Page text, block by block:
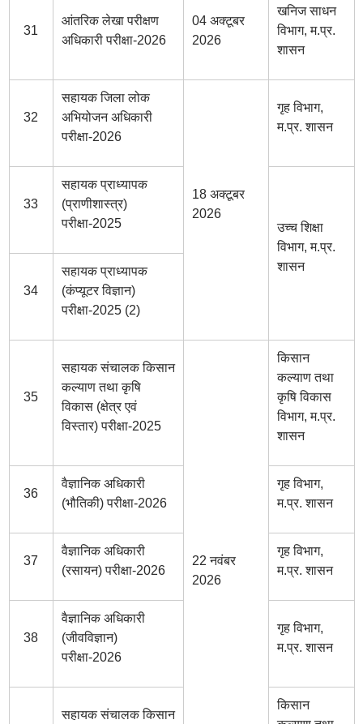
31
आंतरिक लेखा परीक्षण
अधिकारी परीक्षा-2026
04 अक्टूबर
2026
खनिज साधन
विभाग, म.प्र.
शासन
32
सहायक जिला लोक
अभियोजन अधिकारी
परीक्षा-2026
18 अक्टूबर
2026
गृह विभाग,
म.प्र. शासन
33
सहायक प्राध्यापक
(प्राणीशास्त्र)
परीक्षा-2025
उच्च शिक्षा
विभाग, म.प्र.
शासन
34
सहायक प्राध्यापक
(कंप्यूटर विज्ञान)
परीक्षा-2025 (2)
35
सहायक संचालक किसान
कल्याण तथा कृषि
विकास (क्षेत्र एवं
विस्तार) परीक्षा-2025
22 नवंबर
2026
किसान
कल्याण तथा
कृषि विकास
विभाग, म.प्र.
शासन
36
वैज्ञानिक अधिकारी
(भौतिकी) परीक्षा-2026
गृह विभाग,
म.प्र. शासन
37
वैज्ञानिक अधिकारी
(रसायन) परीक्षा-2026
गृह विभाग,
म.प्र. शासन
38
वैज्ञानिक अधिकारी
(जीवविज्ञान)
परीक्षा-2026
गृह विभाग,
म.प्र. शासन
सहायक संचालक किसान
किसान